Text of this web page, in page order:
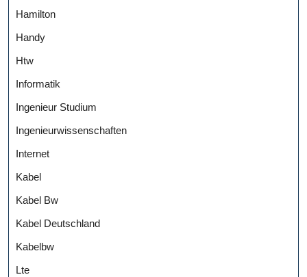
Hamilton
Handy
Htw
Informatik
Ingenieur Studium
Ingenieurwissenschaften
Internet
Kabel
Kabel Bw
Kabel Deutschland
Kabelbw
Lte